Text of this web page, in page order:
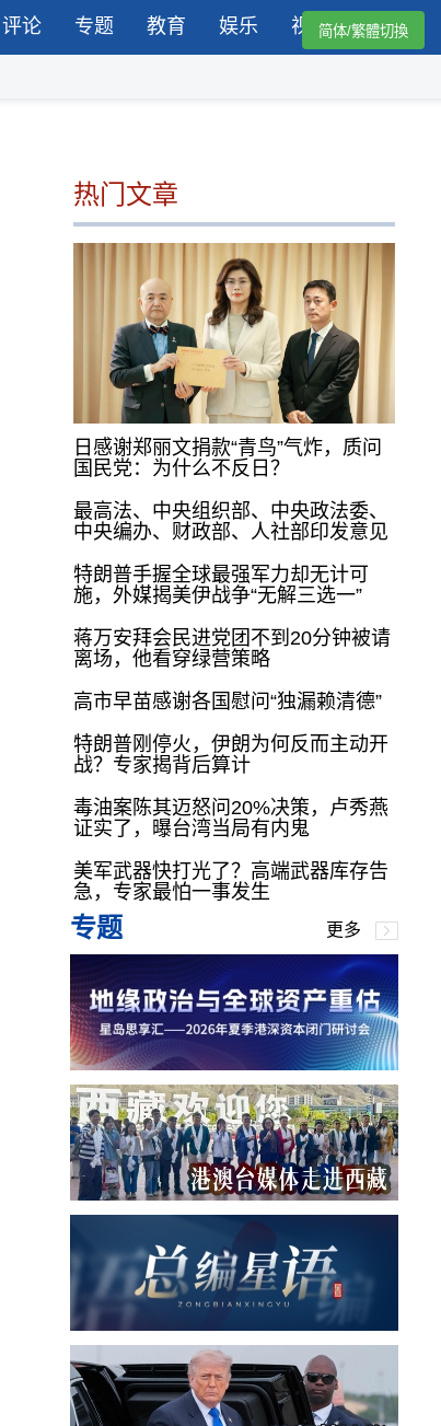
评论 专题 教育 娱乐 视频简体/繁體切換
热门文章
日感谢郑丽文捐款“青鸟”气炸，质问
国民党：为什么不反日？
最高法、中央组织部、中央政法委、
中央编办、财政部、人社部印发意见
特朗普手握全球最强军力却无计可
施，外媒揭美伊战争“无解三选一”
蒋万安拜会民进党团不到20分钟被请
离场，他看穿绿营策略
高市早苗感谢各国慰问“独漏赖清德”
特朗普刚停火，伊朗为何反而主动开
战？专家揭背后算计
毒油案陈其迈怒问20%决策，卢秀燕
证实了，曝台湾当局有内鬼
美军武器快打光了？高端武器库存告
急，专家最怕一事发生
专题 更多